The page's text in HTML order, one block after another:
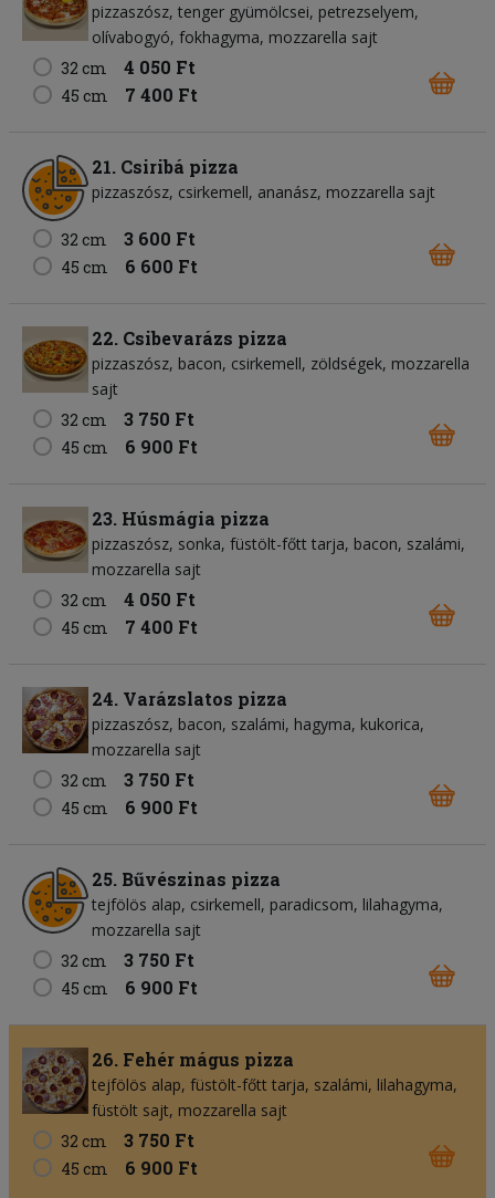
pizzaszósz tenger gyümölcsei petrezselyem
olívabogyó fokhagyma mozzarella sajt
32 cm
4 050 Ft
45 cm 7 400 Ft
21. Csiribá pizza
pizzaszósz csirkemell ananász mozzarella sajt
32 cm 3 600 Ft
45 cm 6 600 Ft
22. Csibevarázs pizza
pizzaszósz bacon csirkemell zöldségek mozzarella
sajt
32 cm
3 750 Ft
45 cm 6 900 Ft
23. Húsmágia pizza
pizzaszósz sonka füstölt-főtt tarja bacon szalámi
mozzarella sajt
32 cm
4 050 Ft
45 cm 7 400 Ft
24. Varázslatos pizza
pizzaszósz bacon szalámi hagyma kukorica
mozzarella sajt
32 cm
3 750 Ft
45 cm 6 900 Ft
25. Bűvészinas pizza
tejfölös alap csirkemell paradicsom lilahagyma
mozzarella sajt
32 cm
3 750 Ft
45 cm 6 900 Ft
26. Fehér mágus pizza
tejfölös alap füstölt-főtt tarja szalámi lilahagyma
füstölt sajt mozzarella sajt
32 cm
3 750 Ft
45 cm 6 900 Ft